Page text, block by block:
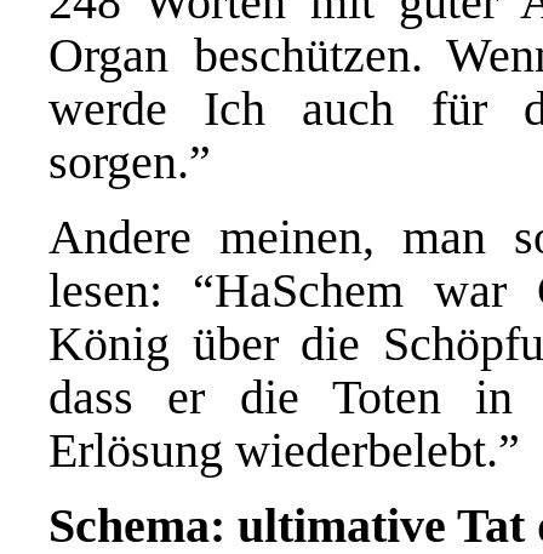
Organ beschützen.
werde Ich auch für
sorgen.”
Andere meinen, man
lesen: “HaSchem
König über die
dass er die Toten in
Erlösung wiederbelebt.”
Schema: ultimative Tat